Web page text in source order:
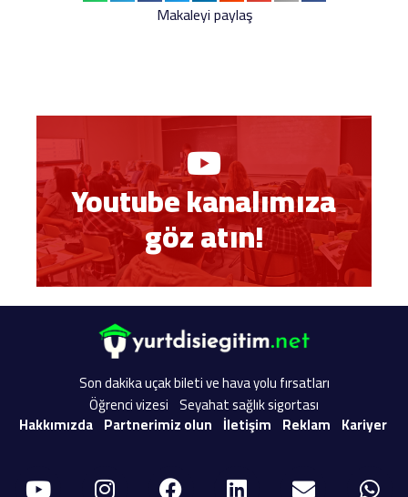
Makaleyi paylaş
Youtube kanalımıza
göz atın!
Son dakika uçak bileti ve hava yolu fırsatları
Öğrenci vizesi Seyahat sağlık sigortası
Hakkımızda Partnerimiz olun İletişim Reklam Kariyer